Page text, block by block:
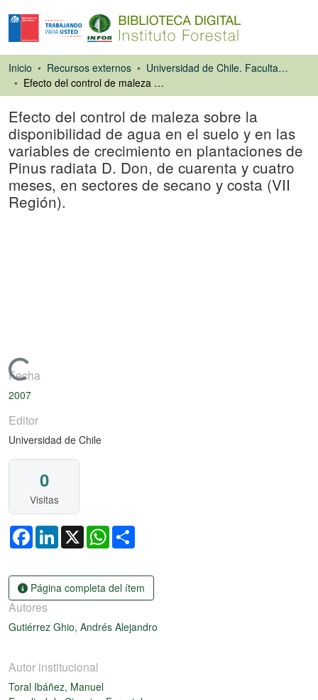
Inicio Recursos externos
Universidad de Chile. Facultad de Ciencias Forestales
Efecto del control de maleza sobre la disponibilidad de agua en el suelo y en las variables de crecimiento en plantaciones de Pinus radiata D. Don, de cuarenta y cuatro meses, en sectores de secano y costa (VII Región).
Efecto del control de maleza sobre la
disponibilidad de agua en el suelo y en las
variables de crecimiento en plantaciones de
Pinus radiata D. Don, de cuarenta y cuatro
meses, en sectores de secano y costa (VII
Región).
Cargando...
Fecha
2007
Editor
Universidad de Chile
0
Visitas
FacebookLinkedIn
X WhatsApp
Página completa del ítem
Autores
Gutiérrez Ghio, Andrés Alejandro
Autor institucional
Toral Ibáñez, Manuel